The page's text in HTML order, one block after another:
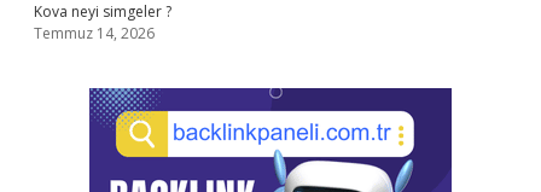
Kova neyi simgeler ?
Temmuz 14, 2026